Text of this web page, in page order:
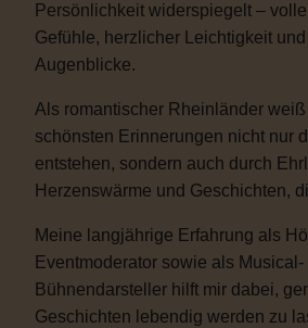
Persönlichkeit widerspiegelt –
Gefühle, herzlicher Leichtigkeit
Augenblicke.
Als romantischer Rheinländer
schönsten Erinnerungen nicht nur
entstehen, sondern auch durch
Herzenswärme und Geschichten,
Meine langjährige Erfahrung als
Eventmoderator sowie als Musical-
Bühnendarsteller hilft mir dabei,
Geschichten lebendig werden zu